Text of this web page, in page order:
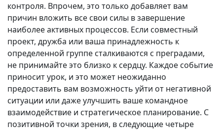
контроля. Впрочем, это только добавляет вам
причин вложить все свои силы в завершение
наиболее активных процессов. Если совместный
проект, дружба или ваша принадлежность к
определенной группе сталкиваются с преградами,
не принимайте это близко к сердцу. Каждое событие
приносит урок, и это может неожиданно
предоставить вам возможность уйти от негативной
ситуации или даже улучшить ваше командное
взаимодействие и стратегическое планирование. С
позитивной точки зрения, в следующие четыре